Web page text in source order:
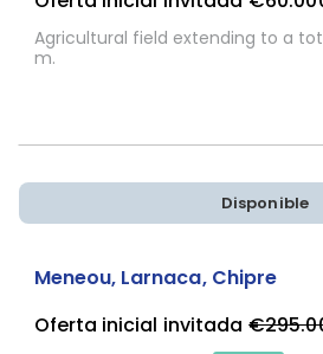
Agricultural field extending to a
m.
Disponible
Meneou, Larnaca, Chipre
Oferta inicial invitada